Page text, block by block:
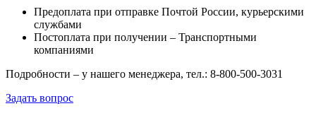
Предоплата при отправке Почтой России, курьерскими
службами
Постоплата при получении – Транспортными
компаниями
Подробности – у нашего менеджера, тел.: 8-800-500-3031
Задать вопрос